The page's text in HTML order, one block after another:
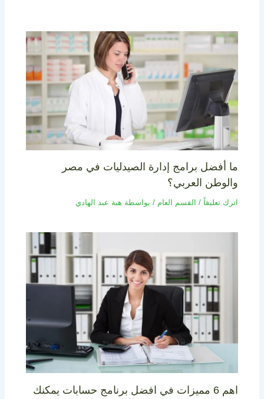
ما أفضل برامج إدارة الصيدليات في مصر
والوطن العربي؟
اترك تعليقاً / القسم العام / بواسطة هبة عبد الهادي
اهم 6 مميزات في افضل برنامج حسابات يمكنك